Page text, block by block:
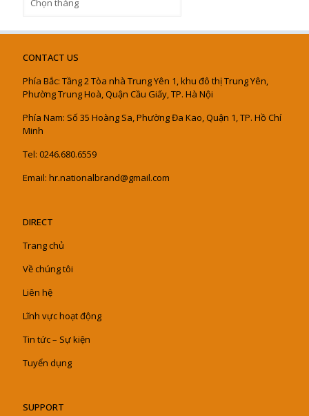
trữ
CONTACT US
Phía Bắc: Tầng 2 Tòa nhà Trung Yên 1, khu đô thị Trung Yên,
Phường Trung Hoà, Quận Cầu Giấy, TP. Hà Nội
Phía Nam: Số 35 Hoàng Sa, Phường Đa Kao, Quận 1, TP. Hồ Chí
Minh
Tel: 0246.680.6559
Email: hr.nationalbrand@gmail.com
DIRECT
Trang chủ
Về chúng tôi
Liên hệ
Lĩnh vực hoạt động
Tin tức – Sự kiện
Tuyển dụng
SUPPORT